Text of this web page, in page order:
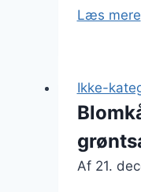
Læs mere
Ikke-
Af 21.